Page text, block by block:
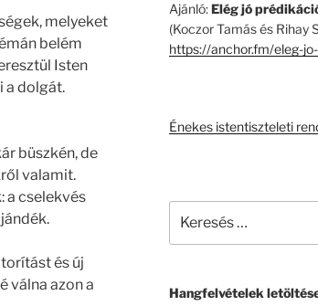
melyeket
belém
Isten
a dolgát.
büszkén, de
valamit.
a cselekvés
és új
válna azon a
Ajánló:Elég jó
(Koczor Tamás és Rihay
https://anchor.fm/eleg-
Énekes istentiszteleti
Hangfelvételek